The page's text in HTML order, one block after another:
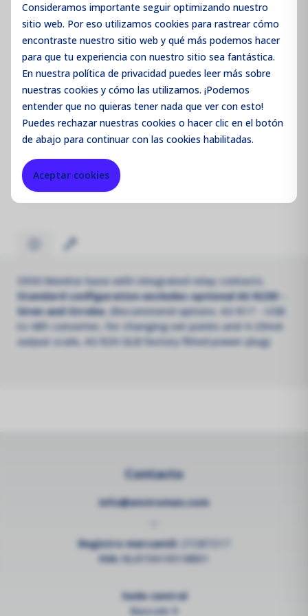
Consideramos importante seguir optimizando nuestro
sitio web. Por eso utilizamos cookies para rastrear cómo
encontraste nuestro sitio web y qué más podemos hacer
para que tu experiencia con nuestro sitio sea fantástica.
En nuestra política de privacidad puedes leer más sobre
nuestras cookies y cómo las utilizamos. ¡Podemos
entender que no quieras tener nada que ver con esto!
Puedes rechazarnuestras cookies o hacer clic en el botón
de abajo para continuar con las cookies habilitadas.
Aceptar cookies
Iniciar sesión / Registrarse
Código de producto:
Merk:
S930 Monitor base with integrated relay contacts.
Standard configuration excludes optional AS R23D -
Siren and Strobe. (Recommend options: AS R17 - USB
to 485 converter, for changing set points and 4-20mA
output scale, AS R20 GLB factory fitted power plug)
Contacto
info@enviromen.com
Registro mercantil: 27287217
IVA: NL815610518B01
Sede central
Bascule 9